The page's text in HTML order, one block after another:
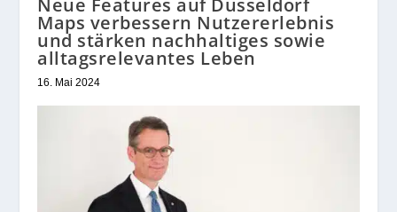
Maps verbessern Nutzererlebnis
und stärken nachhaltiges sowie
alltagsrelevantes Leben
16. Mai 2024